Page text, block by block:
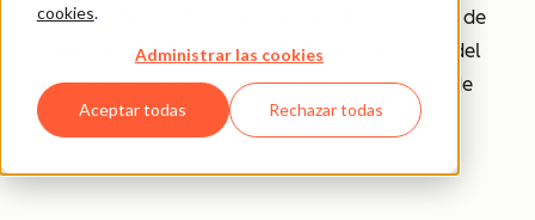
cookies.
Administrar las cookies
Aceptar todas Rechazar todas
mostramos cómo usar las herramientas claves de
HubSpot, cómo aplicar las mejores prácticas del
inbound y cuáles son las últimas tendencias de
marketing, ventas y servicio al cliente.